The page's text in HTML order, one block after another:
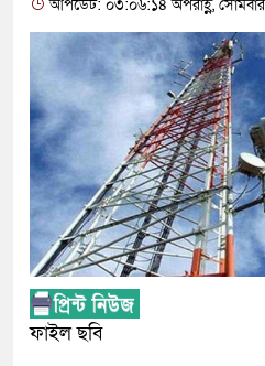
আপডেট: ০৩:০৬:১৪ অপরাহ্ণ,
ফাইল ছবি